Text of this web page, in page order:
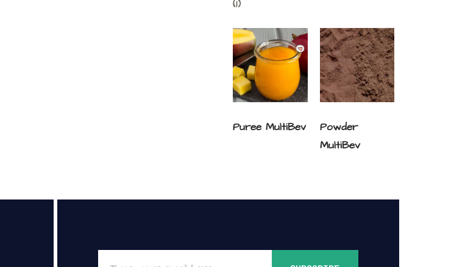
(1)
Puree MultiBev
Powder
MultiBev